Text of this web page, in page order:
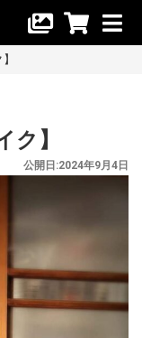
ク】
公開日:2024年9月4日